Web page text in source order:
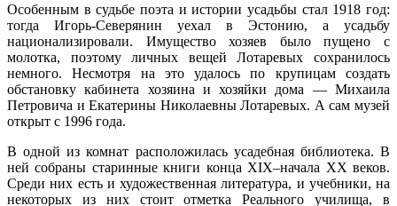
Особенным в судьбе поэта и истории усадьбы стал 1918 год:
тогда Игорь-Северянин уехал в Эстонию, а усадьбу
национализировали. Имущество хозяев было пущено с
молотка, поэтому личных вещей Лотаревых сохранилось
немного. Несмотря на это удалось по крупицам создать
обстановку кабинета хозяина и хозяйки дома — Михаила
Петровича и Екатерины Николаевны Лотаревых. А сам музей
открыт с 1996 года.
В одной из комнат расположилась усадебная библиотека. В
ней собраны старинные книги конца XIX–начала XX веков.
Среди них есть и художественная литература, и учебники, на
некоторых из них стоит отметка Реального училища, в